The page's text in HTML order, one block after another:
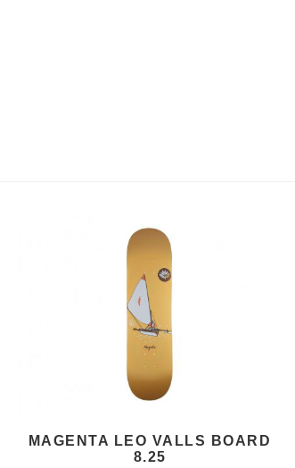
MAGENTA LEO VALLS BOARD
8.25